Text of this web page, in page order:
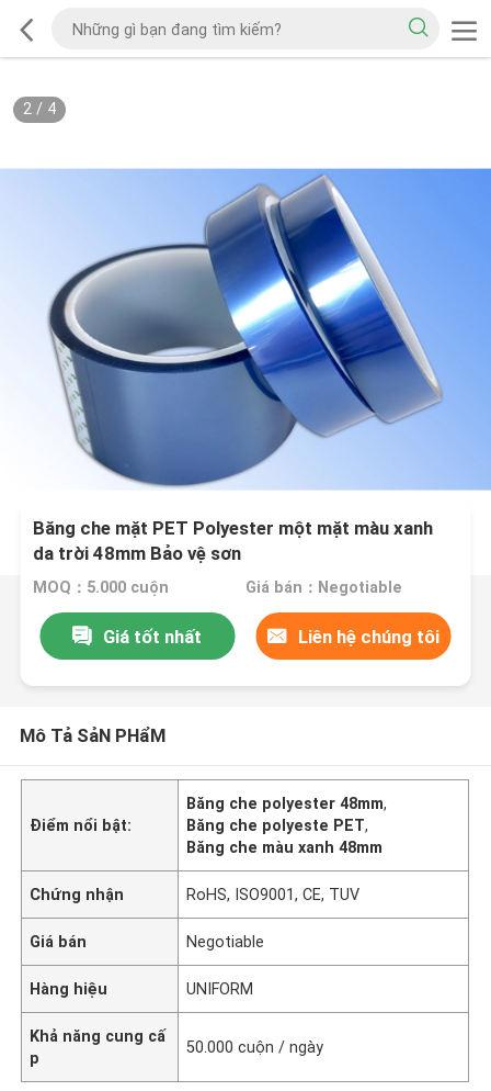
2/ 4
Băng che mặt PET Polyester một mặt màu xanh
da trời 48mm Bảo vệ sơn
MOQ：5.000 cuộn Giá bán：Negotiable
Giá tốt nhất Liên hệ chúng tôi
Mô Tả SảN PHẩM
Điểm nổi bật:
Băng che polyester 48mm,
Băng che polyeste PET,
Băng che màu xanh 48mm
Chứng nhận RoHS, ISO9001, CE, TUV
Giá bán Negotiable
Hàng hiệu UNIFORM
Khả năng cung cấ
p
50.000 cuộn / ngày